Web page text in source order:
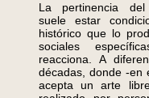
La pertinencia del
suele estar
histórico que lo
sociales
reacciona. A
décadas, donde -en
acepta un arte